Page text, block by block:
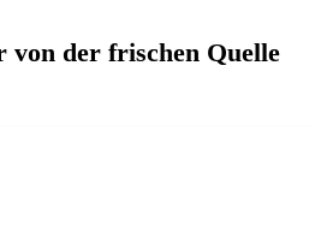
von der frischen Quelle